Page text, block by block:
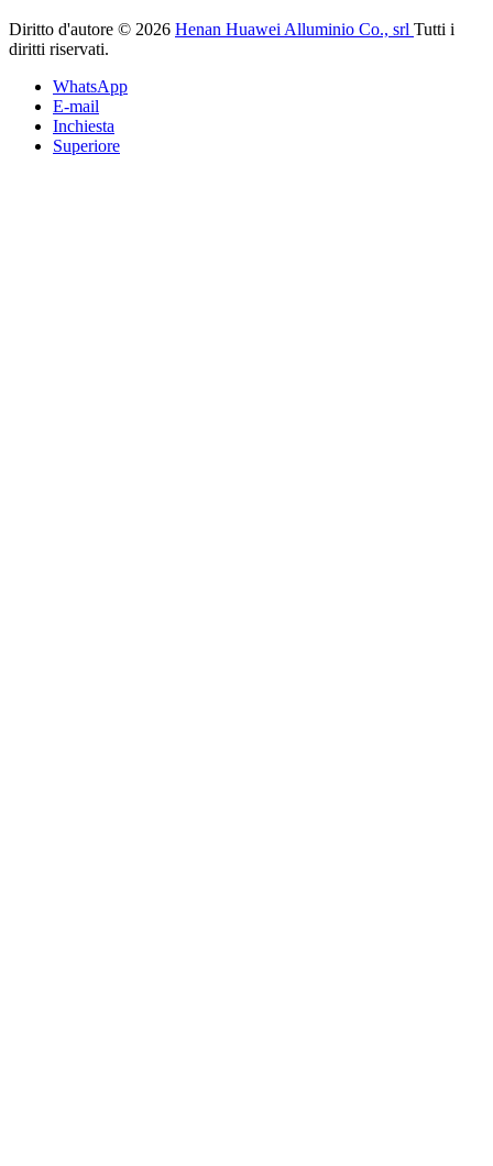
Diritto d'autore © 2026 Henan Huawei Alluminio Co., srl Tutti i
diritti riservati.
WhatsApp
E-mail
Inchiesta
Superiore